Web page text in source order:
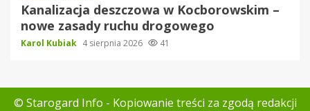
Kanalizacja deszczowa w Kocborowskim –
nowe zasady ruchu drogowego
Karol Kubiak 4 sierpnia 2026 41
© Starogard Info - Kopiowanie treści za zgodą redakcji